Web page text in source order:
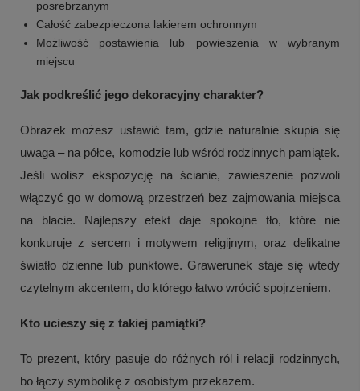
+1
Zobacz więcej
posrebrzanym
Całość zabezpieczona lakierem ochronnym
Możliwość postawienia lub powieszenia w wybranym
miejscu
Jak podkreślić jego dekoracyjny charakter?
Obrazek możesz ustawić tam, gdzie naturalnie skupia się
uwaga – na półce, komodzie lub wśród rodzinnych pamiątek.
Jeśli wolisz ekspozycję na ścianie, zawieszenie pozwoli
włączyć go w domową przestrzeń bez zajmowania miejsca
na blacie. Najlepszy efekt daje spokojne tło, które nie
konkuruje z sercem i motywem religijnym, oraz delikatne
światło dzienne lub punktowe. Grawerunek staje się wtedy
czytelnym akcentem, do którego łatwo wrócić spojrzeniem.
Kto ucieszy się z takiej pamiątki?
To prezent, który pasuje do różnych ról i relacji rodzinnych,
bo łączy symbolikę z osobistym przekazem.